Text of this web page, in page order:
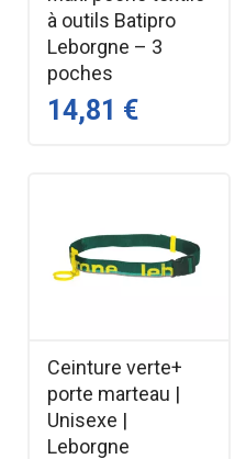
à outils Batipro
Leborgne – 3
poches
14,81 €
Ceinture verte+
porte marteau |
Unisexe |
Leborgne